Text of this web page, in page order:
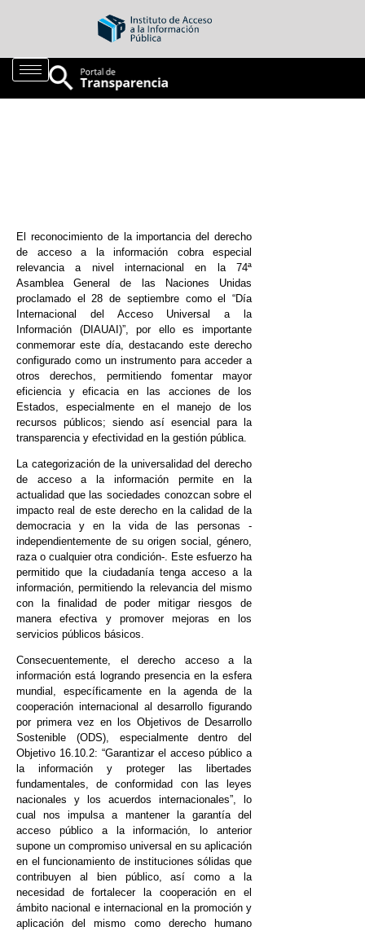
El reconocimiento de la importancia del derecho
de acceso a la información cobra especial
relevancia a nivel internacional en la 74ª
Asamblea General de las Naciones Unidas
proclamado el 28 de septiembre como el “Día
Internacional del Acceso Universal a la
Información (DIAUAI)”, por ello es importante
conmemorar este día, destacando este derecho
configurado como un instrumento para acceder a
otros derechos, permitiendo fomentar mayor
eficiencia y eficacia en las acciones de los
Estados, especialmente en el manejo de los
recursos públicos; siendo así esencial para la
transparencia y efectividad en la gestión pública.
La categorización de la universalidad del derecho
de acceso a la información permite en la
actualidad que las sociedades conozcan sobre el
impacto real de este derecho en la calidad de la
democracia y en la vida de las personas -
independientemente de su origen social, género,
raza o cualquier otra condición-. Este esfuerzo ha
permitido que la ciudadanía tenga acceso a la
información, permitiendo la relevancia del mismo
con la finalidad de poder mitigar riesgos de
manera efectiva y promover mejoras en los
servicios públicos básicos.
Consecuentemente, el derecho acceso a la
información está logrando presencia en la esfera
mundial, específicamente en la agenda de la
cooperación internacional al desarrollo figurando
por primera vez en los Objetivos de Desarrollo
Sostenible (ODS), especialmente dentro del
Objetivo 16.10.2: “Garantizar el acceso público a
la información y proteger las libertades
fundamentales, de conformidad con las leyes
nacionales y los acuerdos internacionales”, lo
cual nos impulsa a mantener la garantía del
acceso público a la información, lo anterior
supone un compromiso universal en su aplicación
en el funcionamiento de instituciones sólidas que
contribuyen al bien público, así como a la
necesidad de fortalecer la cooperación en el
ámbito nacional e internacional en la promoción y
aplicación del mismo como derecho humano